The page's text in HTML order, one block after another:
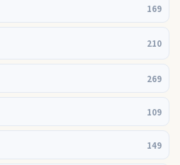
169
210
269
109
149